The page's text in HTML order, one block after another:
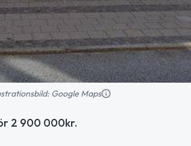
Google Maps
2 900 000kr.